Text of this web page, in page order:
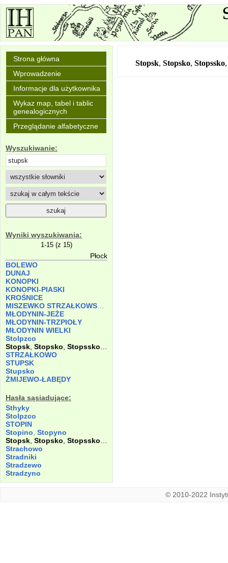
Strona główna
Wprowadzenie
Informacje dla użytkownika
Wykaz map, tabel i tablic
genealogicznych
Przeglądanie alfabetyczne
Wyszukiwanie:
Wyniki wyszukiwania:
1-15 (z 15)
Płock
BOLEWO
DUNAJ
KONOPKI
KONOPKI-PIASKI
KROŚNICE
MŁODYNIN-JEŻE
MŁODYNIN-TRZPIOŁY
MŁODYNIN WIELKI
Stolpzco
Stopsk Stopsko Stopssko
STRZAŁKOWO
STUPSK
Stupsko
ŻMIJEWO-ŁABĘDY
Hasła sąsiadujące:
Sthyky
Stolpzco
STOPIN
Stopino, Stopyno
Stopsk, Stopsko, Stopssko,Stopszko
Strachowo
Stradniki
Stradzewo
Stradzyno
Stopsk,Stopsko,Stopssko
© 2010-2022